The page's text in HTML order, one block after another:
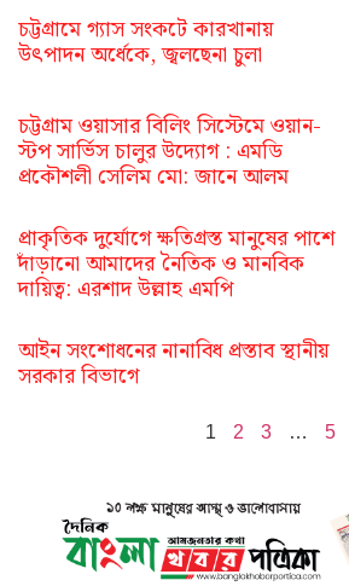
চট্টগ্রামে গ্যাস সংকটে কারখানায়
উৎপাদন অর্ধেকে, জ্বলছেনা চুলা
চট্টগ্রাম ওয়াসার বিলিং সিস্টেমে ওয়ান-
স্টপ সার্ভিস চালুর উদ্যোগ : এমডি
প্রকৌশলী সেলিম মো: জানে আলম
প্রাকৃতিক দুর্যোগে ক্ষতিগ্রস্ত মানুষের পাশে
দাঁড়ানো আমাদের নৈতিক ও মানবিক
দায়িত্ব: এরশাদ উল্লাহ এমপি
আইন সংশোধনের নানাবিধ প্রস্তাব স্থানীয়
সরকার বিভাগে
1 2 3 … 5